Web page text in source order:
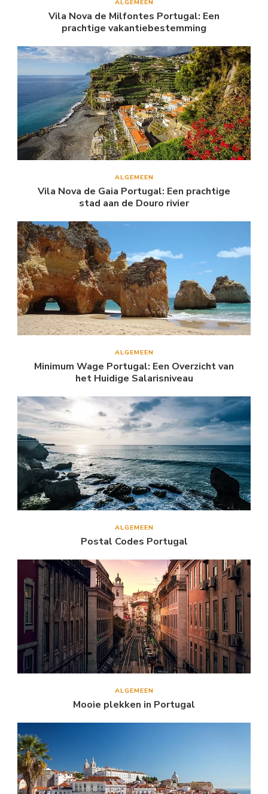
ALGEMEEN
Vila Nova de Milfontes Portugal: Een
prachtige vakantiebestemming
ALGEMEEN
Vila Nova de Gaia Portugal: Een prachtige
stad aan de Douro rivier
ALGEMEEN
Minimum Wage Portugal: Een Overzicht van
het Huidige Salarisniveau
ALGEMEEN
Postal Codes Portugal
ALGEMEEN
Mooie plekken in Portugal